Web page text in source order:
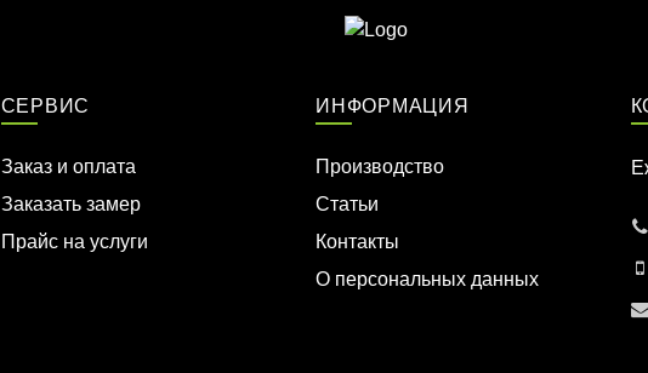
СЕРВИС
Заказ и оплата
Заказать замер
Прайс на услуги
ИНФОРМАЦИЯ
Производство
Статьи
Контакты
О персональных данных